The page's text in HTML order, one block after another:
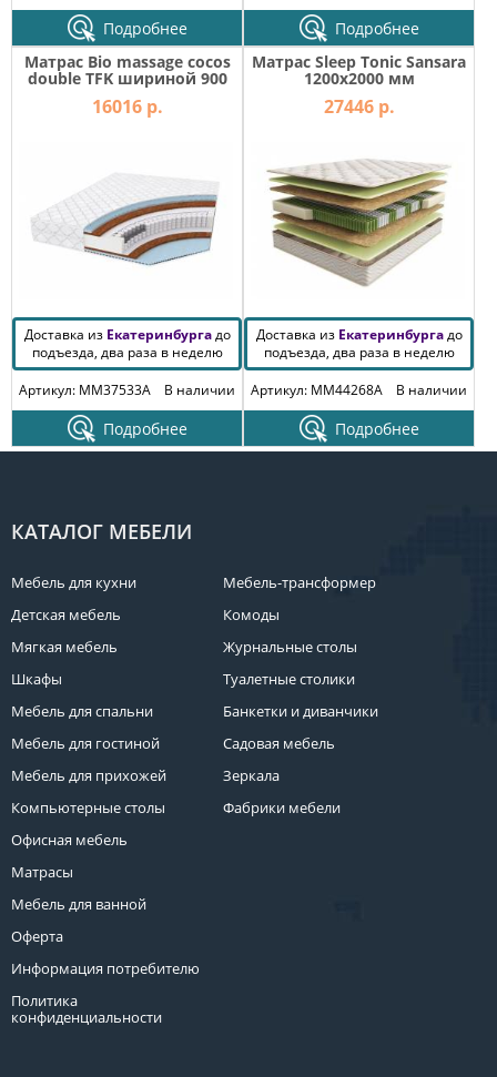
Подробнее
Подробнее
Матрас Bio massage cocos
double TFK шириной 900
мм
16016 р.
Доставка из Екатеринбургадо
подъезда, два раза в неделю
Артикул: MM37533A
В наличии
Подробнее
Матрас Sleep Tonic Sansara
1200х2000 мм
27446 р.
Доставка из Екатеринбургадо
подъезда, два раза в неделю
Артикул: MM44268A
В наличии
Подробнее
КАТАЛОГ МЕБЕЛИ
Мебель для кухни
Детская мебель
Мягкая мебель
Шкафы
Мебель для спальни
Мебель для гостиной
Мебель для прихожей
Компьютерные столы
Офисная мебель
Матрасы
Мебель для ванной
Оферта
Информация потребителю
Политика
конфиденциальности
Мебель-трансформер
Комоды
Журнальные столы
Туалетные столики
Банкетки и диванчики
Садовая мебель
Зеркала
Фабрики мебели